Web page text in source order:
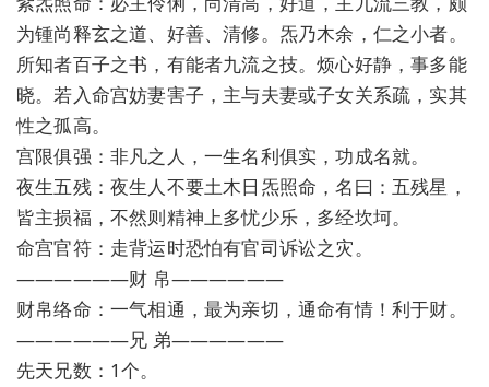
为锺尚释玄之道、好善、清修。炁乃木余，仁之小者。
所知者百子之书，有能者九流之技。烦心好静，事多能
晓。若入命宫妨妻害子，主与夫妻或子女关系疏，实其
性之孤高。
宫限俱强：非凡之人，一生名利俱实，功成名就。
夜生五残：夜生人不要土木日炁照命，名曰：五残星，
皆主损福，不然则精神上多忧少乐，多经坎坷。
命宫官符：走背运时恐怕有官司诉讼之灾。
——————财 帛——————
财帛络命：一气相通，最为亲切，通命有情！利于财。
——————兄 弟——————
先天兄数：1个。